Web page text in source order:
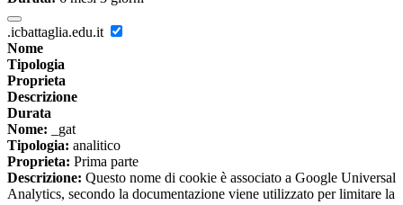
.icbattaglia.edu.it
Nome
Tipologia
Proprieta
Descrizione
Durata
Nome: _gat
Tipologia: analitico
Proprieta: Prima parte
Descrizione: Questo nome di cookie è associato a Google Universal
Analytics, secondo la documentazione viene utilizzato per limitare la